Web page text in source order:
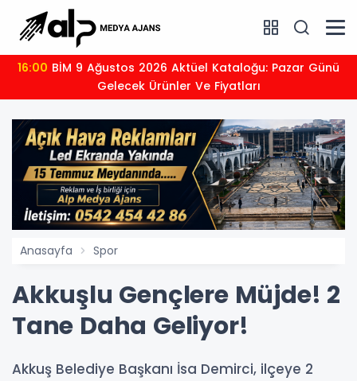
16:00
Gelecek Ürünler Ve Fiyatları
Anasayfa Spor
Akkuşlu Gençlere Müjde! 2
Tane Daha Geliyor!
Akkuş Belediye Başkanı İsa Demirci, ilçeye 2